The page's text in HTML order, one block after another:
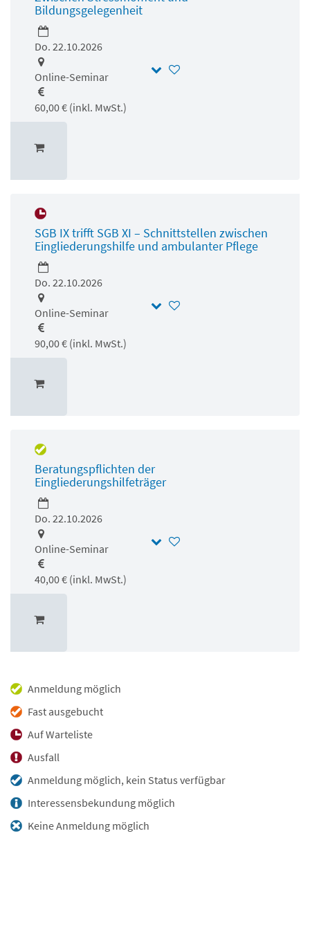
Bildungsgelegenheit
Do. 22.10.2026
Online-Seminar
60,00 € (inkl. MwSt.)
SGB IX trifft SGB XI – Schnittstellen zwischen
Eingliederungshilfe und ambulanter Pflege
Do. 22.10.2026
Online-Seminar
90,00 € (inkl. MwSt.)
Beratungspflichten der
Eingliederungshilfeträger
Do. 22.10.2026
Online-Seminar
40,00 € (inkl. MwSt.)
Anmeldung möglich
Fast ausgebucht
Auf Warteliste
Ausfall
Anmeldung möglich, kein Status verfügbar
Interessensbekundung möglich
Keine Anmeldung möglich